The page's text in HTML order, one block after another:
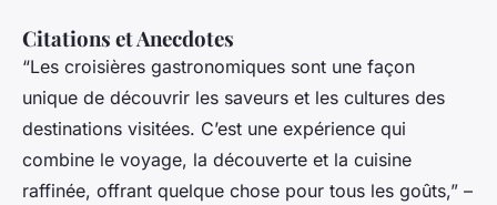
Citations et Anecdotes
“Les croisières gastronomiques sont une façon
unique de découvrir les saveurs et les cultures des
destinations visitées. C’est une expérience qui
combine le voyage, la découverte et la cuisine
raffinée, offrant quelque chose pour tous les goûts,” –